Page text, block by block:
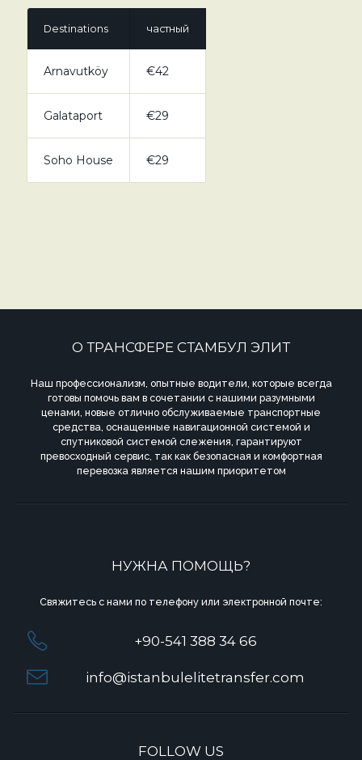
Destinations частный
Arnavutköy €42
Galataport €29
Soho House €29
О ТРАНСФЕРЕ СТАМБУЛ ЭЛИТ
Наш профессионализм, опытные водители, которые всегда
готовы помочь вам в сочетании с нашими разумными
ценами, новые отлично обслуживаемые транспортные
средства, оснащенные навигационной системой и
спутниковой системой слежения, гарантируют
превосходный сервис, так как безопасная и комфортная
перевозка является нашим приоритетом
НУЖНА ПОМОЩЬ?
Свяжитесь с нами по телефону или электронной почте:
+90-541 388 34 66
info@istanbulelitetransfer.com
FOLLOW US